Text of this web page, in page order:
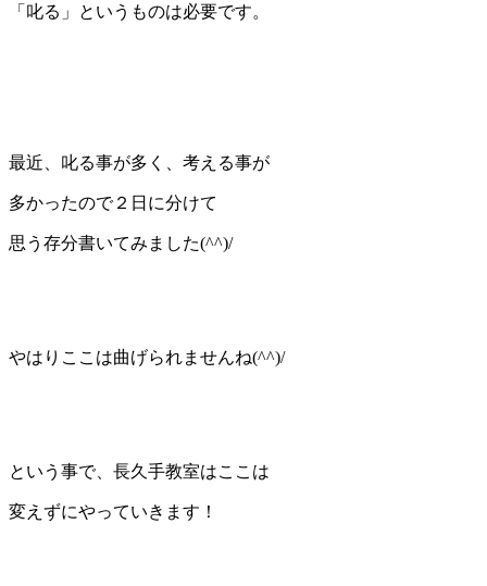
「叱る」というものは必要です。
最近、叱る事が多く、考える事が
多かったので２日に分けて
思う存分書いてみました(^^)/
やはりここは曲げられませんね(^^)/
という事で、長久手教室はここは
変えずにやっていきます！